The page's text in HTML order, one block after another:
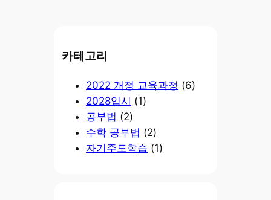
카테고리
2022 개정 교육과정 (6)
2028입시 (1)
공부법 (2)
수학 공부법 (2)
자기주도학습 (1)